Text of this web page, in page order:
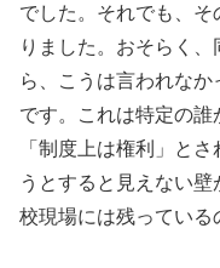
でした。それでも、
りました。おそらく
ら、こうは言われな
です。これは特定の誰
「制度上は権利」と
うとすると見えない
校現場には残っている